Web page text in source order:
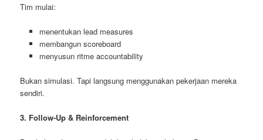
Tim mulai:
menentukan lead measures
membangun scoreboard
menyusun ritme accountability
Bukan simulasi. Tapi langsung menggunakan pekerjaan mereka
sendiri.
3. Follow-Up & Reinforcement